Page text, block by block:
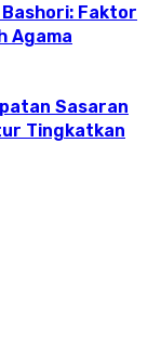
Faktor
Agama
Sasaran
Tingkatkan